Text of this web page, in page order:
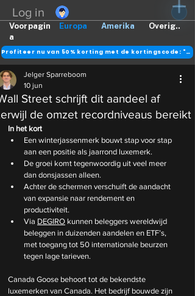
Log in
Europa Amerika Overig..
Voorpagin
a
Profiteer nu van 50% korting met de kortingscode: "DANK"
Street schrijft dit aandeel af
de omzet recordniveaus bereikt
Jelger Sparreboom
10 jun
In het kort
Een winterjassenmerk bouwt stap voor stap
aan een positie als jaarrond luxemerk.
De groei komt tegenwoordig uit veel meer
dan donsjassen alleen.
Achter de schermen verschuift de aandacht
van expansie naar rendement en
productiviteit.
Via DEGIRO kunnen beleggers wereldwijd
beleggen in duizenden aandelen en ETF’s,
met toegang tot 50 internationale beurzen
tegen lage tarieven.
Canada Goose behoort tot de bekendste
luxemerken van Canada. Het bedrijf bouwde zijn